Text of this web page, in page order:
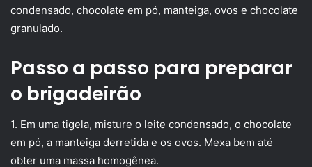
condensado, chocolate em pó, manteiga, ovos e chocolate
granulado.
Passo a passo para preparar
o brigadeirão
1. Em uma tigela, misture o leite condensado, o chocolate
em pó, a manteiga derretida e os ovos. Mexa bem até
obter uma massa homogênea.